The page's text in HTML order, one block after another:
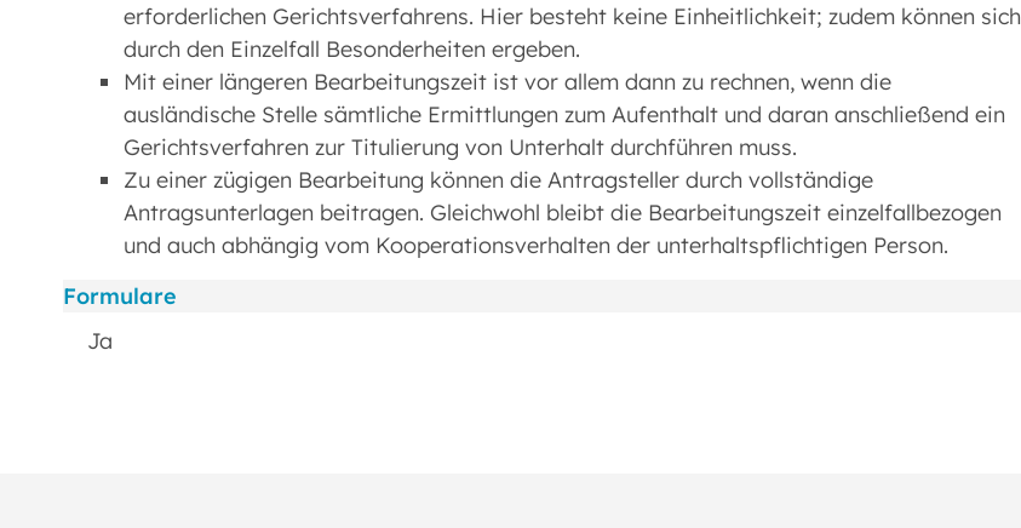
erforderlichen Gerichtsverfahrens. Hier besteht keine Einheitlichkeit; zudem können sich
durch den Einzelfall Besonderheiten ergeben.
Mit einer längeren Bearbeitungszeit ist vor allem dann zu rechnen, wenn die
ausländische Stelle sämtliche Ermittlungen zum Aufenthalt und daran anschließend ein
Gerichtsverfahren zur Titulierung von Unterhalt durchführen muss.
Zu einer zügigen Bearbeitung können die Antragsteller durch vollständige
Antragsunterlagen beitragen. Gleichwohl bleibt die Bearbeitungszeit einzelfallbezogen
und auch abhängig vom Kooperationsverhalten der unterhaltspflichtigen Person.
Formulare
Ja